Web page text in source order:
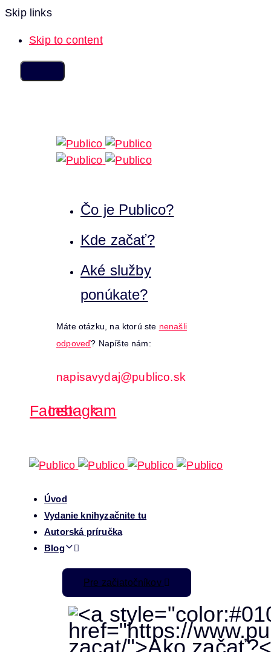
Skip links
Skip to content
Čo je Publico?
Kde začať?
Aké služby
ponúkate?
Máte otázku, na ktorú ste nenašli
odpoveď? Napíšte nám:
napisavydaj@publico.sk
Facebook
Instagram
Úvod
Vydanie knihyzačnite tu
Autorská príručka
Blog
Pre začiatočníkov